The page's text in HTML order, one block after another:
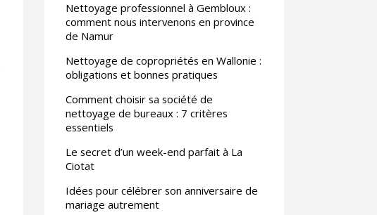
Nettoyage professionnel à Gembloux :
comment nous intervenons en province
de Namur
Nettoyage de copropriétés en Wallonie :
obligations et bonnes pratiques
Comment choisir sa société de
nettoyage de bureaux : 7 critères
essentiels
Le secret d’un week-end parfait à La
Ciotat
Idées pour célébrer son anniversaire de
mariage autrement